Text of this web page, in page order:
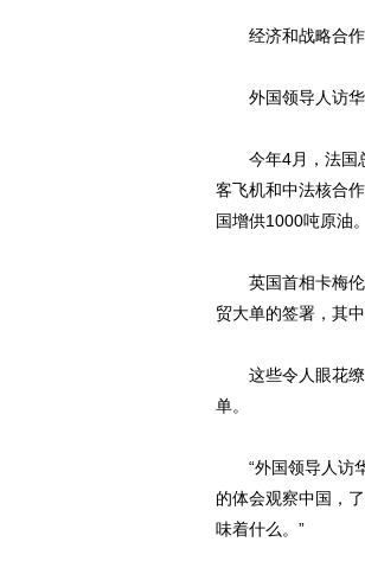
经济和战略合作
外国领导人访华
今年4月，法国总
客飞机和中法核合
国增供1000吨原油。
英国首相卡梅伦
贸大单的签署，其
这些令人眼花缭
单。
“外国领导人访华
的体会观察中国，
味着什么。”